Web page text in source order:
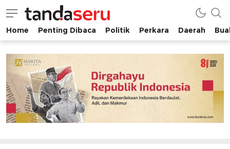
tandaseru.com | Penting Dibaca
tandaseru.com
Home Penting Dibaca Politik Perkara Daerah